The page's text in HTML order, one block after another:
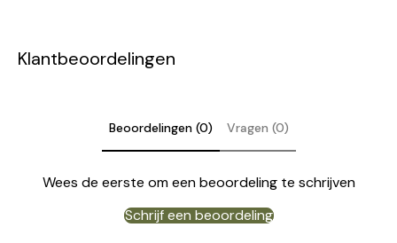
Klantbeoordelingen
Beoordelingen (0) Vragen (0)
Wees de eerste om een beoordeling te schrijven
Schrijf een beoordeling